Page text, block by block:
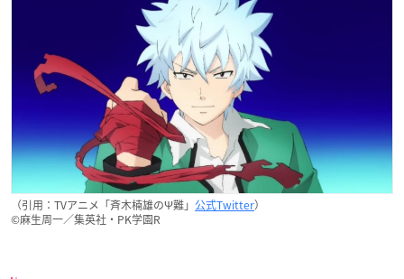
（引用：TVアニメ「斉木楠雄のΨ難」 公式Twitter）
©麻生周一／集英社・PK学園R